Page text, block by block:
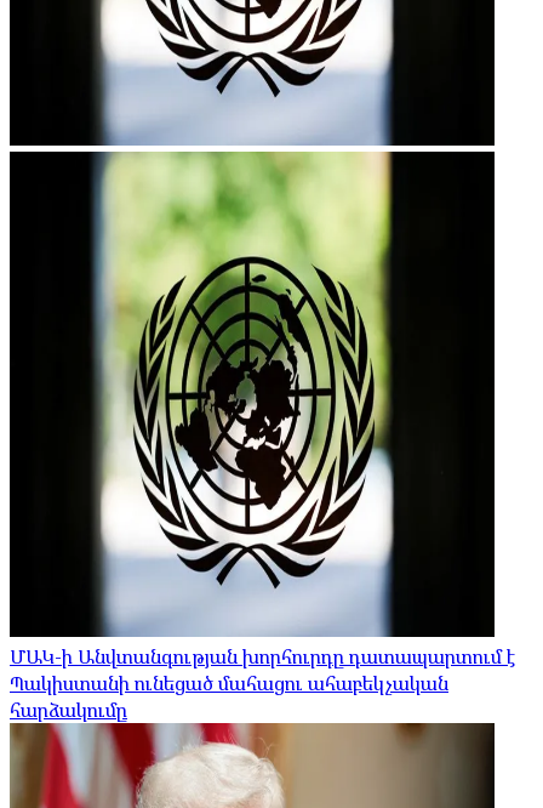
ՄԱԿ-ի Անվտանգության խորհուրդը դատապարտում է
Պակիստանի ունեցած մահացու ահաբեկչական
հարձակումը